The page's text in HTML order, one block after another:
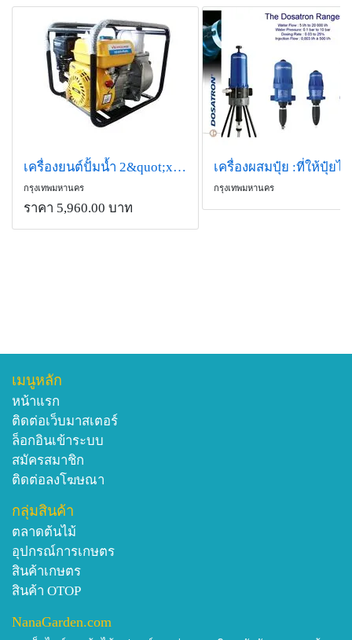
เครื่องยนต์ปั้มน้ำ 2&quot;x2&quot; วีโกเทค
กรุงเทพมหานคร
ราคา 5,960.00 บาท
กรุงเทพมหานคร
เมนูหลัก
หน้าแรก
ติดต่อเว็บมาสเตอร์
ล็อกอินเข้าระบบ
สมัครสมาชิก
ติดต่อลงโฆษณา
กลุ่มสินค้า
ตลาดต้นไม้
อุปกรณ์การเกษตร
สินค้าเกษตร
สินค้า OTOP
NanaGarden.com